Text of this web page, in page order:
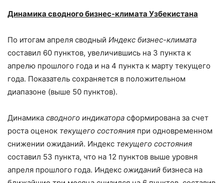
Динамика сводного бизнес-климата Узбекистана
По итогам апреля сводный Индекс бизнес-климата
составил 60 пунктов, увеличившись на 3 пункта к
апрелю прошлого года и на 4 пункта к марту текущего
года. Показатель сохраняется в положительном
диапазоне (выше 50 пунктов).
Динамика сводного индикатора сформирована за счет
роста оценок текущего состояния при одновременном
снижении ожиданий. Индекс текущего состояния
составил 53 пункта, что на 12 пунктов выше уровня
апреля прошлого года. Индекс ожиданий бизнеса на